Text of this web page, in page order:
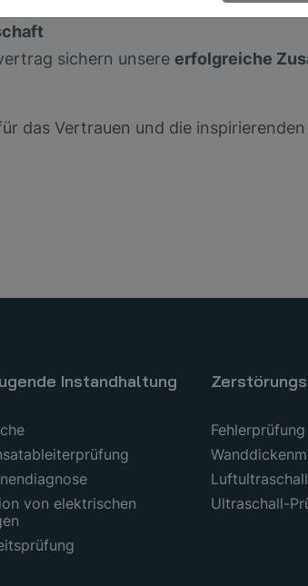
sichern unsere erfolgreiche
das Vertrauen und die
Instandhaltung
von elektrischen
Fehlerprüfung
Ultraschall-